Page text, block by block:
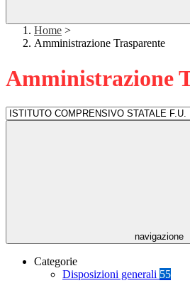
Home >
Amministrazione Trasparente
Amministrazione
navigazione
Categorie
Disposizioni generali 55